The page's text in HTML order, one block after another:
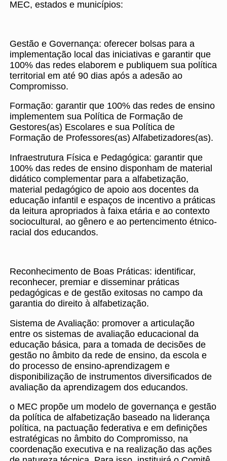
MEC, estados e municípios:
Gestão e Governança: oferecer bolsas para a
implementação local das iniciativas e garantir que
100% das redes elaborem e publiquem sua política
territorial em até 90 dias após a adesão ao
Compromisso.
Formação: garantir que 100% das redes de ensino
implementem sua Política de Formação de
Gestores(as) Escolares e sua Política de
Formação de Professores(as) Alfabetizadores(as).
Infraestrutura Física e Pedagógica: garantir que
100% das redes de ensino disponham de material
didático complementar para a alfabetização,
material pedagógico de apoio aos docentes da
educação infantil e espaços de incentivo a práticas
da leitura apropriados à faixa etária e ao contexto
sociocultural, ao gênero e ao pertencimento étnico-
racial dos educandos.
Reconhecimento de Boas Práticas: identificar,
reconhecer, premiar e disseminar práticas
pedagógicas e de gestão exitosas no campo da
garantia do direito à alfabetização.
Sistema de Avaliação: promover a articulação
entre os sistemas de avaliação educacional da
educação básica, para a tomada de decisões de
gestão no âmbito da rede de ensino, da escola e
do processo de ensino-aprendizagem e
disponibilização de instrumentos diversificados de
avaliação da aprendizagem dos educandos.
o MEC propõe um modelo de governança e gestão
da política de alfabetização baseado na liderança
política, na pactuação federativa e em definições
estratégicas no âmbito do Compromisso, na
coordenação executiva e na realização das ações